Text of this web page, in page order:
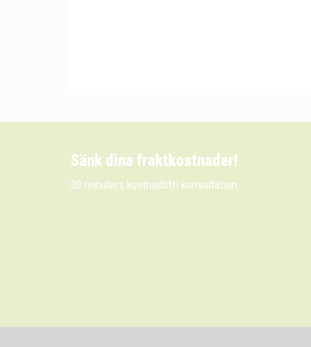
Sänk dina fraktkostnader!
30 minuters kostnadsfri konsultation